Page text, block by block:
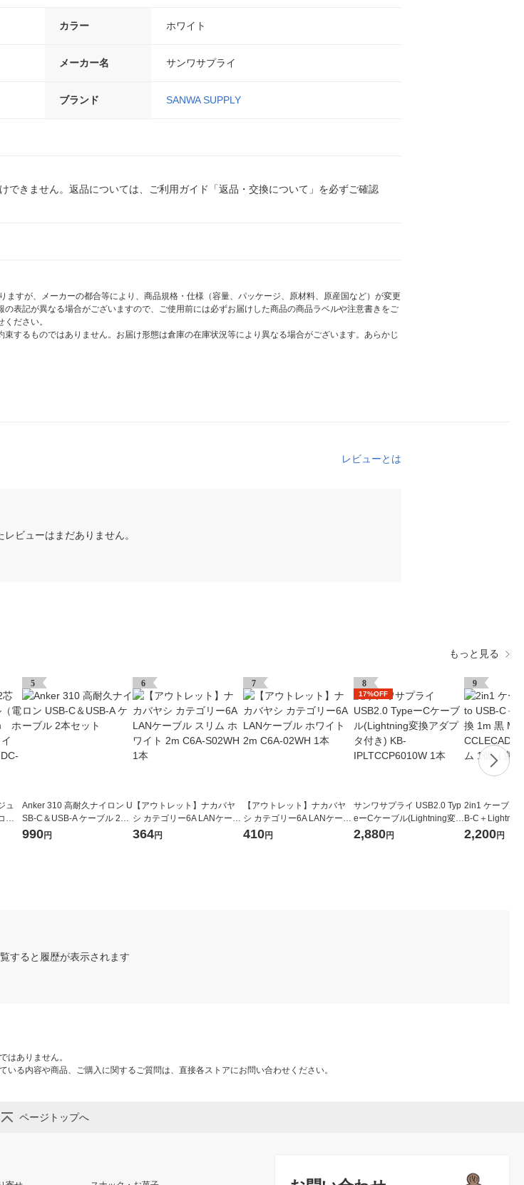
カラー ホワイト
メーカー名 サンワサプライ
ブランド SANWA SUPPLY
できません。返品については、ご利用ガイド「返品・交換について」を必ずご確認
すが、メーカーの都合等により、商品規格・仕様（容量、パッケージ、原材料、原産国など）が変更
表記が異なる場合がございますので、ご使用前には必ずお届けした商品の商品ラベルや注意書きをご
ださい。
するものではありません。お届け形態は倉庫の在庫状況等により異なる場合がございます。あらかじ
レビューとは
レビューはまだありません。
もっと見る
ュ
対
5
Anker 310 高耐久ナイロン U
SB-C＆USB-A ケーブル 2本
セット
990円
6
【アウトレット】ナカバヤ
シ カテゴリー6A LANケーブ
ル スリム ホワイト 2m C6A-
364円
7
【アウトレット】ナカバヤ
シ カテゴリー6A LANケーブ
ル ホワイト 2m C6A-02WH
410円
8
17%OFF
サンワサプライ USB2.0 Typ
eーCケーブル(Lightning変換
アダプタ付き) KB-IPLTCCP
6010W 1本
2,880円
9
2in1 ケーブル
B-C＋
MPA-
コム 1個（直
2,200円
すると履歴が表示されます
はありません。
る内容や商品、ご購入に関するご質問は、直接各ストアにお問い合わせください。
ページトップへ